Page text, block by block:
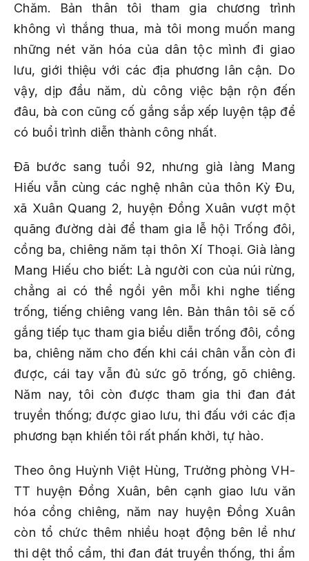
Chăm. Bản thân tôi tham gia chương trình
không vì thắng thua, mà tôi mong muốn mang
những nét văn hóa của dân tộc mình đi giao
lưu, giới thiệu với các địa phương lân cận. Do
vậy, dịp đầu năm, dù công việc bận rộn đến
đâu, bà con cũng cố gắng sắp xếp luyện tập để
có buổi trình diễn thành công nhất.
Đã bước sang tuổi 92, nhưng già làng Mang
Hiếu vẫn cùng các nghệ nhân của thôn Kỳ Đu,
xã Xuân Quang 2, huyện Đồng Xuân vượt một
quãng đường dài để tham gia lễ hội Trống đôi,
cồng ba, chiêng năm tại thôn Xí Thoại. Già làng
Mang Hiếu cho biết: Là người con của núi rừng,
chẳng ai có thể ngồi yên mỗi khi nghe tiếng
trống, tiếng chiêng vang lên. Bản thân tôi sẽ cố
gắng tiếp tục tham gia biểu diễn trống đôi, cồng
ba, chiêng năm cho đến khi cái chân vẫn còn đi
được, cái tay vẫn đủ sức gõ trống, gõ chiêng.
Năm nay, tôi còn được tham gia thi đan đát
truyền thống; được giao lưu, thi đấu với các địa
phương bạn khiến tôi rất phấn khởi, tự hào.
Theo ông Huỳnh Việt Hùng, Trưởng phòng VH-
TT huyện Đồng Xuân, bên cạnh giao lưu văn
hóa cồng chiêng, năm nay huyện Đồng Xuân
còn tổ chức thêm nhiều hoạt động bên lề như
thi dệt thổ cẩm, thi đan đát truyền thống, thi ẩm